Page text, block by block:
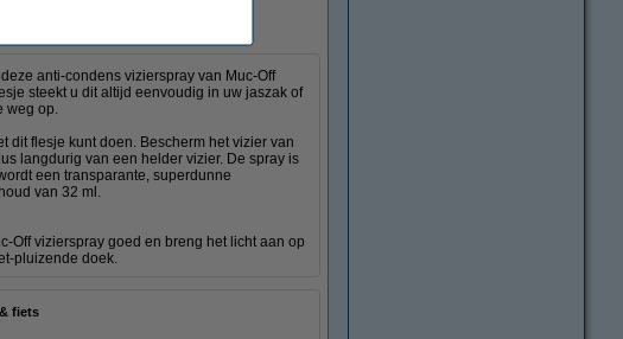
anti-condens vizierspray van Muc-Off
steekt u dit altijd eenvoudig in uw jaszak of
weg op.
dit flesje kunt doen. Bescherm het vizier van
langdurig van een helder vizier. De spray is
een transparante, superdunne
van 32 ml.
Off vizierspray goed en breng het licht aan op
pluizende doek.
fiets